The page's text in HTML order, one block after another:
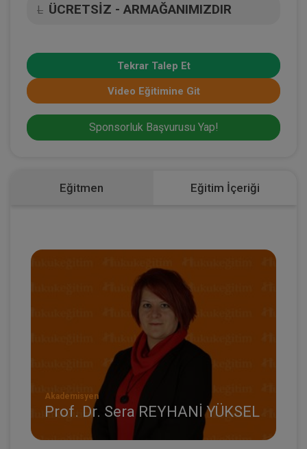
L ÜCRETSİZ - ARMAĞANIMIZDIR
Tekrar Talep Et
Video Eğitimine Git
Sponsorluk Başvurusu Yap!
Eğitmen Eğitim İçeriği
Akademisyen
Prof. Dr. Sera REYHANİ YÜKSEL